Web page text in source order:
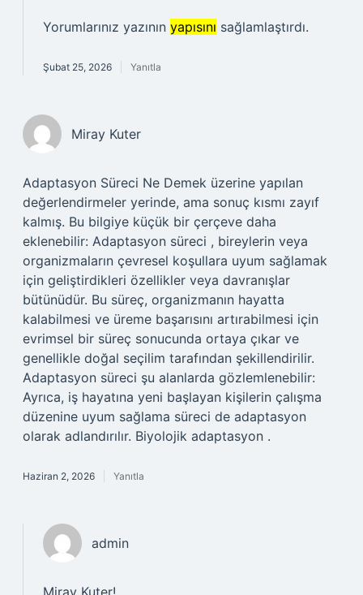
Yorumlarınız yazının yapısını sağlamlaştırdı.
Şubat 25, 2026 Yanıtla
Miray Kuter
Adaptasyon Süreci Ne Demek üzerine yapılan
değerlendirmeler yerinde, ama sonuç kısmı zayıf
kalmış. Bu bilgiye küçük bir çerçeve daha
eklenebilir: Adaptasyon süreci , bireylerin veya
organizmaların çevresel koşullara uyum sağlamak
için geliştirdikleri özellikler veya davranışlar
bütünüdür. Bu süreç, organizmanın hayatta
kalabilmesi ve üreme başarısını artırabilmesi için
evrimsel bir süreç sonucunda ortaya çıkar ve
genellikle doğal seçilim tarafından şekillendirilir.
Adaptasyon süreci şu alanlarda gözlemlenebilir:
Ayrıca, iş hayatına yeni başlayan kişilerin çalışma
düzenine uyum sağlama süreci de adaptasyon
olarak adlandırılır. Biyolojik adaptasyon .
Haziran 2, 2026 Yanıtla
admin
Miray Kuter!